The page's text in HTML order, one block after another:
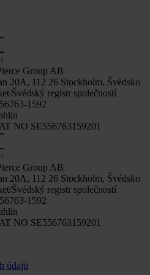
Group AB
20A, 112 26 Stockholm, Švédsko
Švédský registr společností
1592
NO SE556763159201
Group AB
20A, 112 26 Stockholm, Švédsko
Švédský registr společností
1592
NO SE556763159201
údajů